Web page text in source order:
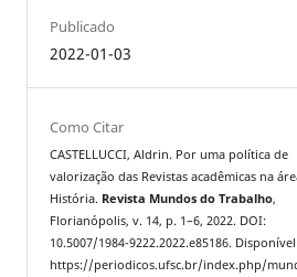
Publicado
2022-01-03
Como Citar
CASTELLUCCI, Aldrin. Por uma política de
valorização das Revistas acadêmicas na
História. Revista Mundos do Trabalho,
Florianópolis, v. 14, p. 1–6, 2022. DOI:
10.5007/1984-9222.2022.e85186.
https://periodicos.ufsc.br/index.php/